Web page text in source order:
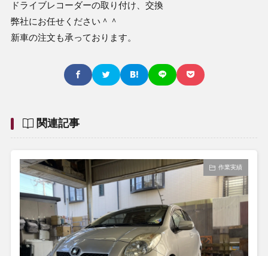
ドライブレコーダーの取り付け、交換
弊社にお任せください＾＾
新車の注文も承っております。
関連記事
作業実績